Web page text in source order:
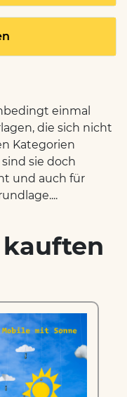
einmal
die sich nicht
Kategorien
sie doch
und auch für